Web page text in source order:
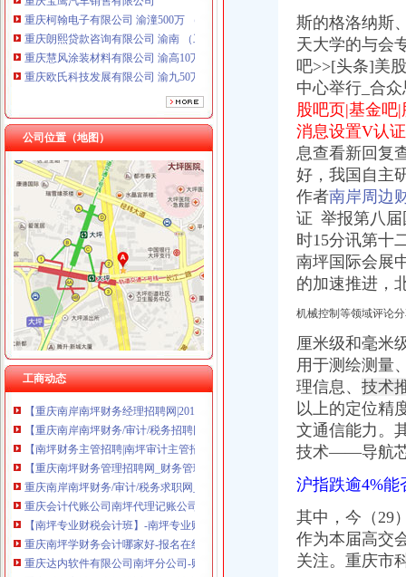
重庆柯翰电子有限公司 渝潼500万 （进出口权）
重庆朗熙贷款咨询有限公司 渝南 （工商注册）
重庆慧风涂装材料有限公司 渝高10万 （工商注册）
重庆欧氏科技发展有限公司 渝九50万 （进出口权）
重庆市明诚塑料制品有限责任公司 渝高100万 （进出口权）
重庆瑾崇进出口贸易有限公司 渝中100万 （进出口权）
成都国科海博信息技术股份有限公司重庆分公司 渝江 （工商注册）
川思博机械有限责任公司重庆分公司 渝江 （工商注册）
上海兆妩贸易有限公司重庆天地分公司 渝中 （工商注册）
公司位置（地图）
工商动态
南坪财务公司
周日前往南坪,一大波就业机会在靠近-上游新闻
重庆市迪马实业股份有限公司第五届董事会第二十五次会议决议公告_
重庆市南坪子石=凯洋玉冠=工程可研报告（房地产开发立项投资建
湖南常德市城投龙马建设公司南坪污水提升泵站设备采购招标公告-污
会计_金华圆通速递有限公司招聘信息-金华58同城
重庆永积行财务咨询有限公司南坪分公司_【信用信息_诉讼信息_财务
【重庆南岸南坪财务经理招聘网|2017年重庆南岸南坪财务经理招聘信
【重庆南岸南坪财务/审计/税务招聘网|2018年重庆南岸南坪财务/审计
【南坪财务主管招聘|南坪审计主管招聘|南坪统计主管招聘】-重庆58同
【重庆南坪财务管理招聘网_财务管理招聘信息】-重庆智联招聘
重庆南岸南坪财务/审计/税务求职网_重庆南岸南坪财务/审计/税务简历
重庆会计代账公司南坪代理记账公司重庆代理记账今题网
【南坪专业财税会计班】-南坪专业财税会计班价格|批发-南坪专业财税
重庆南坪学财务会计哪家好-报名在线
重庆达内软件有限公司南坪分公司-财务部财务/会计助理工资待遇（共
重庆财务审计：南坪附近代账会计/报税会计/工商代办公司/公司创业-
斯的格洛纳斯
天大学的与会
吧>>[头条]美
中心举行_合
股吧页|基金吧
消息设置V认
息查看新回复
好，我国自主
作者南岸周边
证 举报第八届
时15分讯第十
南坪国际会展
的加速推进，
机械控制等领域评论
厘米级和毫米
用于测绘测量
理信息、 技术
以上的定位精
文通信能力。
技术——导航
沪指跌逾4%
其中，今（29
作为本届高交
关注。重庆市